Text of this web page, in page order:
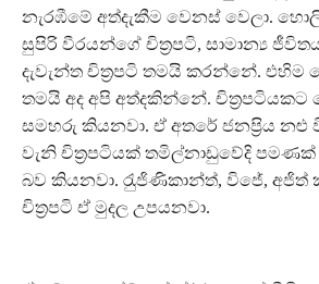
නැරඹීමේ අත්දැකීම වෙනස් වෙලා.
සුපිරි වීරයන්ගේ චිත‍්‍රපටි, සාමාන්‍ය
දැවැන්ත චිත‍්‍රපටි තමයි කරන්නේ.
තමයි අද අපි අත්දකින්නේ. චිත‍්‍රපටියකට
සමහරු කියනවා. ඒ අතරේ ජනප‍්‍රිය නළු
වැනි චිත‍්‍රපටියක් තමිල්නාඩුවේදි පමණක්
බව කියනවා. රැුජිණිකාන්ත්, විජේ, අජිත්
චිත‍්‍රපටි ඒ මුදල උපයනවා.